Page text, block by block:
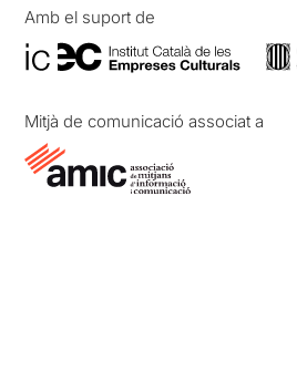
Amb el suport de
Mitjà de comunicació associat a